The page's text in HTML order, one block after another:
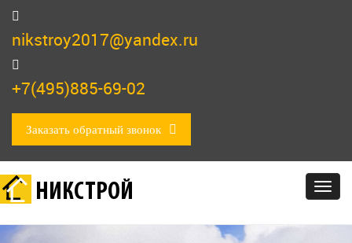
nikstroy2017@yandex.ru
+7(495)885-69-02
Заказать обратный звонок
НИКСТРОЙ